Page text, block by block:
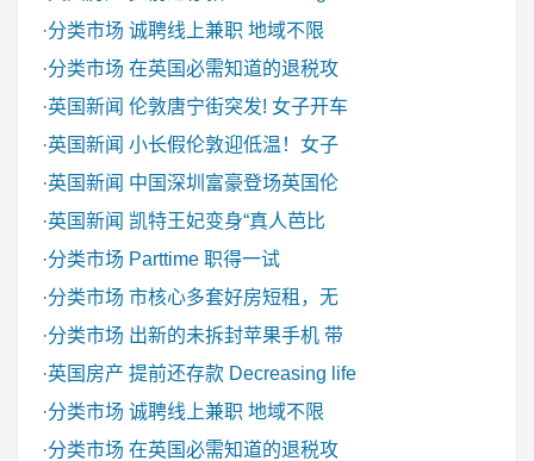
·分类市场 诚聘线上兼职 地域不限
·分类市场 在英国必需知道的退税攻
·英国新闻 伦敦唐宁街突发! 女子开车
·英国新闻 小长假伦敦迎低温！女子
·英国新闻 中国深圳富豪登场英国伦
·英国新闻 凯特王妃变身“真人芭比
·分类市场 Parttime 职得一试
·分类市场 市核心多套好房短租，无
·分类市场 出新的未拆封苹果手机 带
·英国房产 提前还存款 Decreasing life
·分类市场 诚聘线上兼职 地域不限
·分类市场 在英国必需知道的退税攻